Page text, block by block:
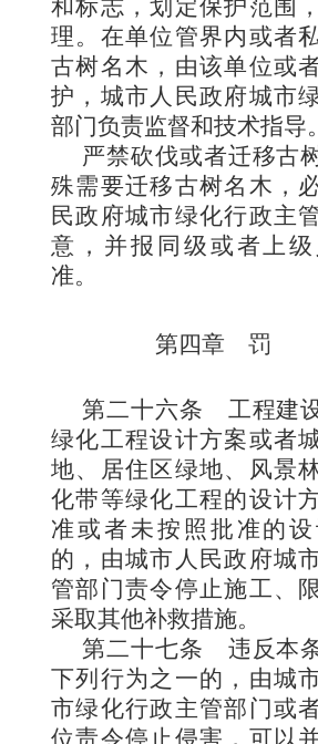
和标志，划定保护范围
理。在单位管界内或者
古树名木，由该单位或
护，城市人民政府城市
部门负责监督和技术指导。
严禁砍伐或者迁移古
殊需要迁移古树名木，
民政府城市绿化行政主
意，并报同级或者上
准。
第四章 罚
第二十六条 工程建
绿化工程设计方案或者
地、居住区绿地、风景
化带等绿化工程的设计
准或者未按照批准的
的，由城市人民政府城
管部门责令停止施工、
采取其他补救措施。
第二十七条 违反本
下列行为之一的，由城
市绿化行政主管部门或
位责令停止侵害，可以